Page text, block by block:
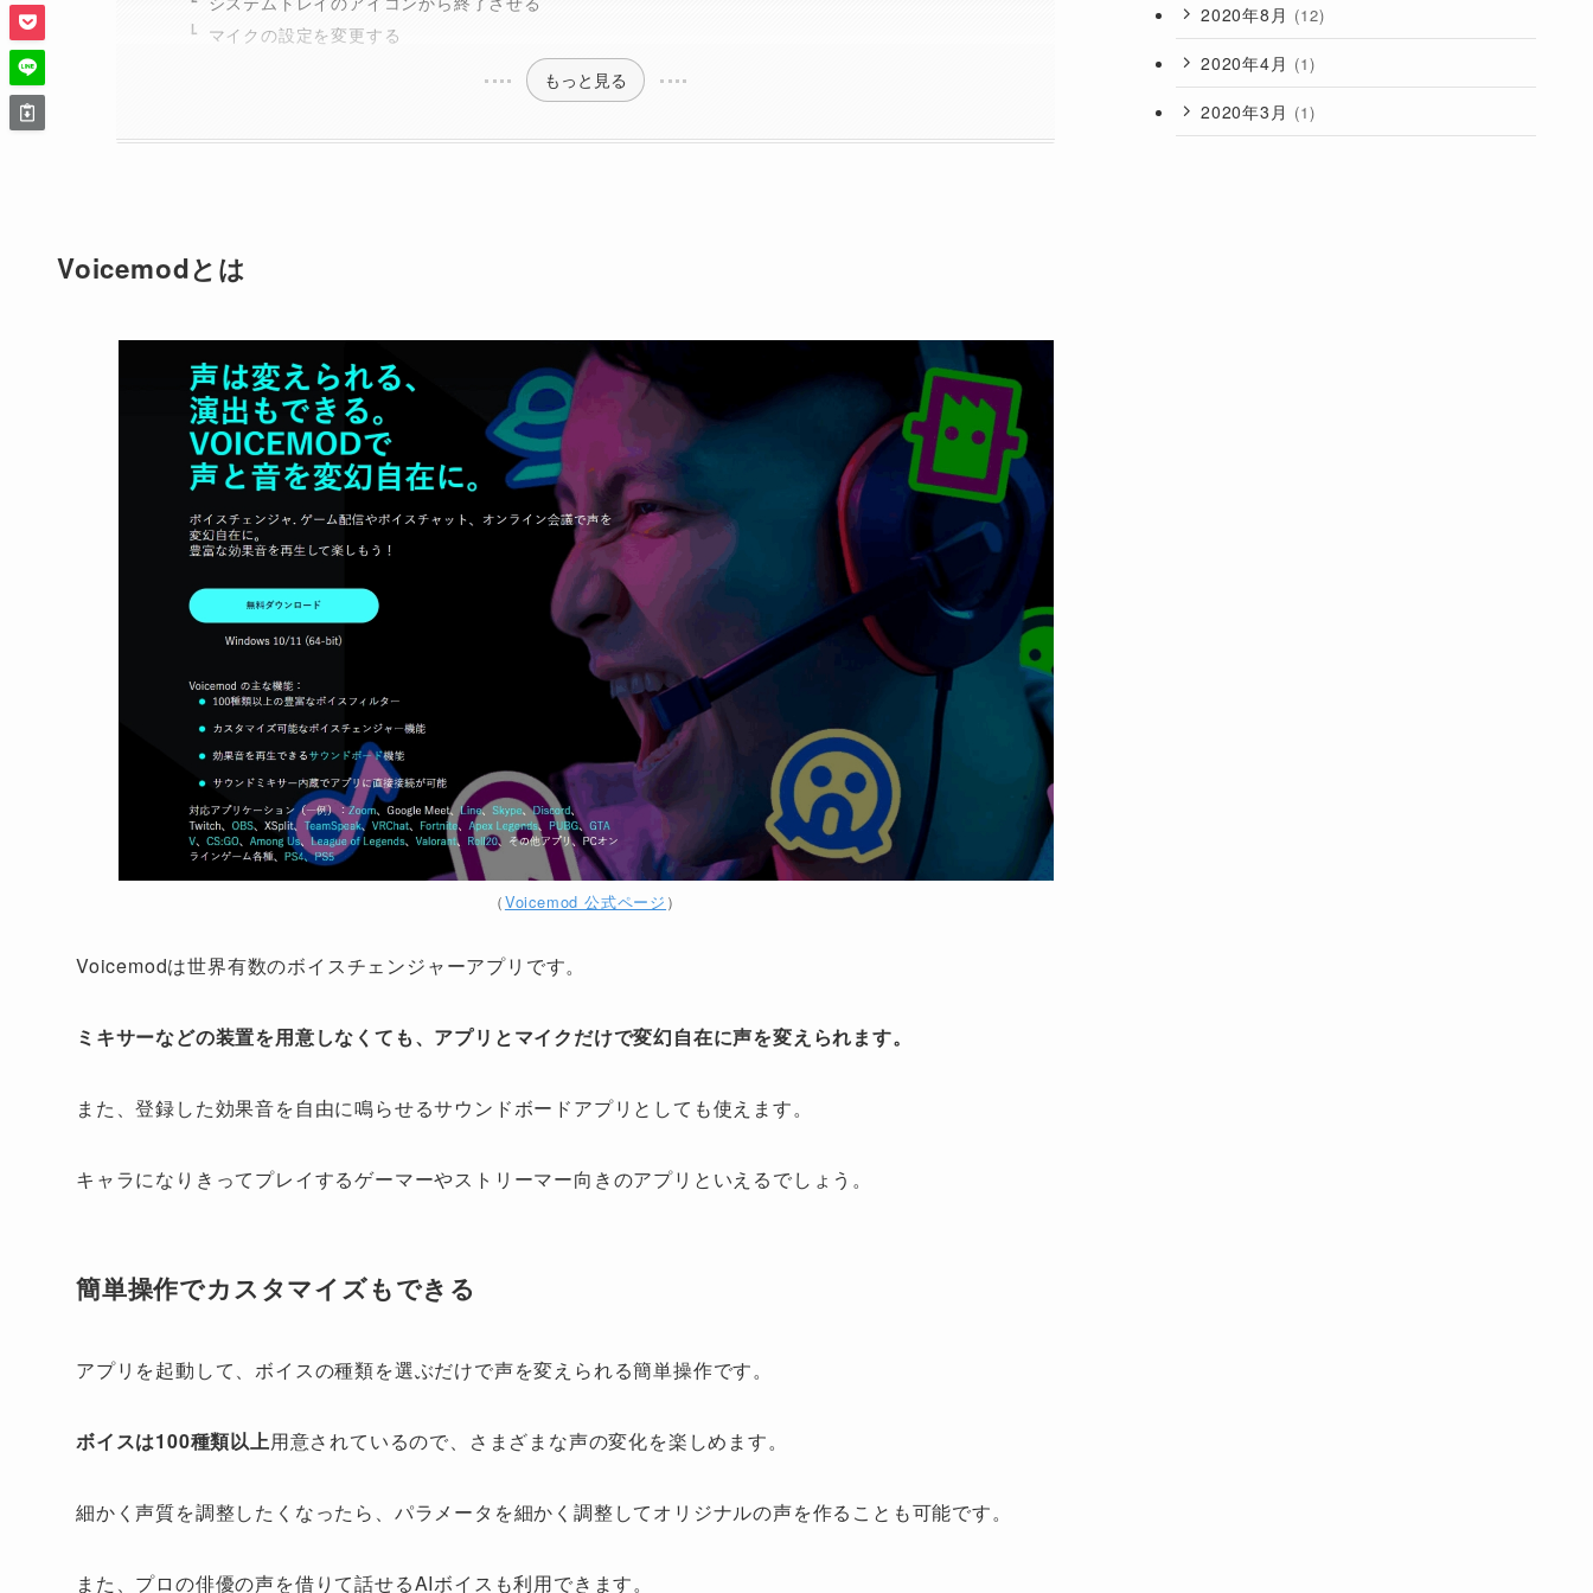
マイクの設定を変更する
もっと見る
Voicemodとは
（Voicemod 公式ページ ）
Voicemodは世界有数のボイスチェンジャーアプリです。
ミキサーなどの装置を用意しなくても、アプリとマイクだけで変幻自在に声を変えられます。
また、登録した効果音を自由に鳴らせるサウンドボードアプリとしても使えます。
キャラになりきってプレイするゲーマーやストリーマー向きのアプリといえるでしょう。
簡単操作でカスタマイズもできる
アプリを起動して、ボイスの種類を選ぶだけで声を変えられる簡単操作です。
ボイスは100種類以上用意されているので、さまざまな声の変化を楽しめます。
細かく声質を調整したくなったら、パラメータを細かく調整してオリジナルの声を作ることも可能です。
また、プロの俳優の声を借りて話せるAIボイスも利用できます。
2020年8月 (12)
2020年4月 (1)
2020年3月 (1)